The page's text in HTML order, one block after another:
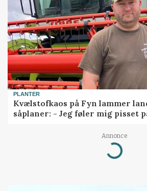
PLANTER
Kvælstofkaos på Fyn lammer
såplaner: - Jeg føler mig pisset
Annonce
Loading...